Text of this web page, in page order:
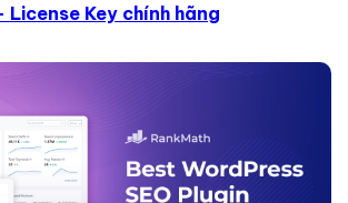
License Key chính hãng